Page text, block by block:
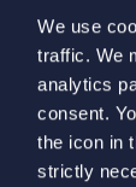
We use
traffic. We
analytics
consent.
the icon in
strictly